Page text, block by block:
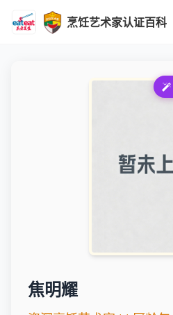
烹饪艺术家认证百科
焦明耀